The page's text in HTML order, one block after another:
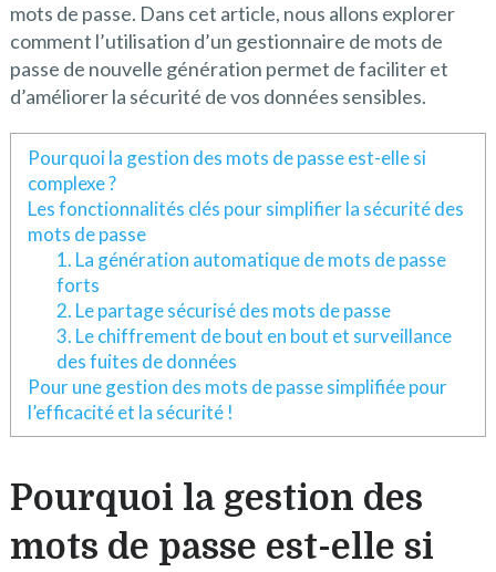
mots de passe. Dans cet article, nous allons explorer
comment l’utilisation d’un gestionnaire de mots de
passe de nouvelle génération permet de faciliter et
d’améliorer la sécurité de vos données sensibles.
Pourquoi la gestion des mots de passe est-elle si
complexe ?
Les fonctionnalités clés pour simplifier la sécurité des
mots de passe
1. La génération automatique de mots de passe
forts
2. Le partage sécurisé des mots de passe
3. Le chiffrement de bout en bout et surveillance
des fuites de données
Pour une gestion des mots de passe simplifiée pour
l’efficacité et la sécurité !
Pourquoi la gestion des
mots de passe est-elle si